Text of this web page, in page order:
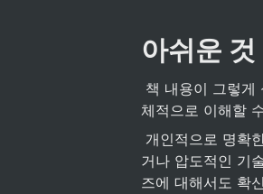
아쉬운 것
체적으로 이해할
거나 압도적인 기
즈에 대해서도 확